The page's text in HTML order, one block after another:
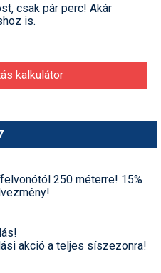
csak pár perc! Akár
is.
kalkulátor
250 méterre! 15%
akció a teljes síszezonra!